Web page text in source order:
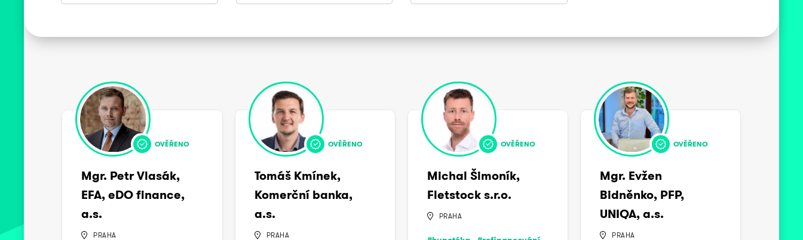
OVĚŘENO
Mgr. Petr Vlasák,
EFA, eDO finance,
a.s.
PRAHA
OVĚŘENO
Tomáš Kmínek,
Komerční banka,
a.s.
PRAHA
OVĚŘENO
Michal Šimoník,
Fletstock s.r.o.
PRAHA
OVĚŘENO
Mgr. Evžen
Bidněnko, PFP,
UNIQA, a.s.
PRAHA